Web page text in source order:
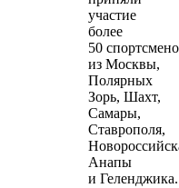
участие
более
50
из Москвы,
Полярных
Зорь, Шахт,
Самары,
Ставрополя,
Анапы
и Геленджика.